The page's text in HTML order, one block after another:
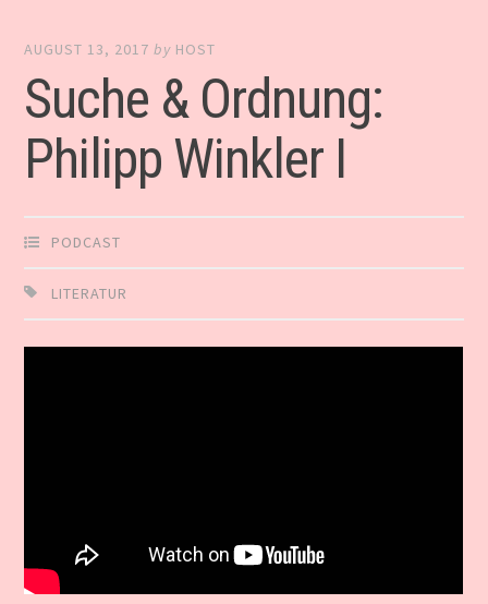
AUGUST 13, 2017 by HOST
Suche & Ordnung:
Philipp Winkler I
PODCAST
LITERATUR